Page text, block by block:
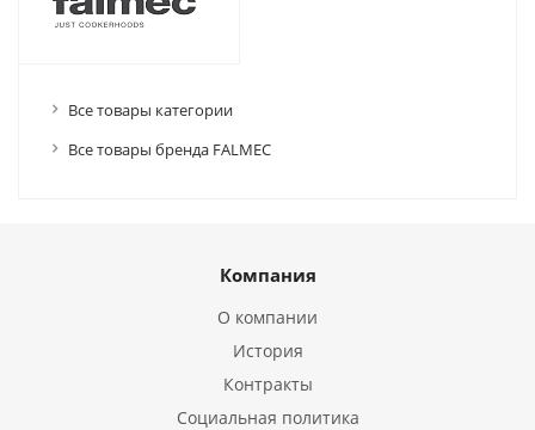
Все товары категории
Все товары бренда FALMEC
Компания
О компании
История
Контракты
Социальная политика